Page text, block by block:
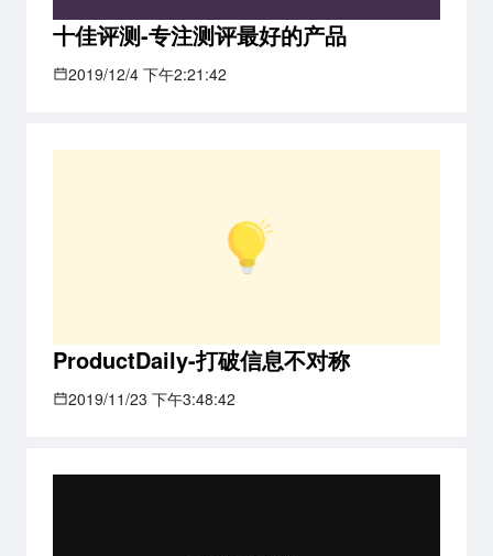
十佳评测-专注测评最好的产品
2019/12/4 下午2:21:42
ProductDaily-打破信息不对称
2019/11/23 下午3:48:42